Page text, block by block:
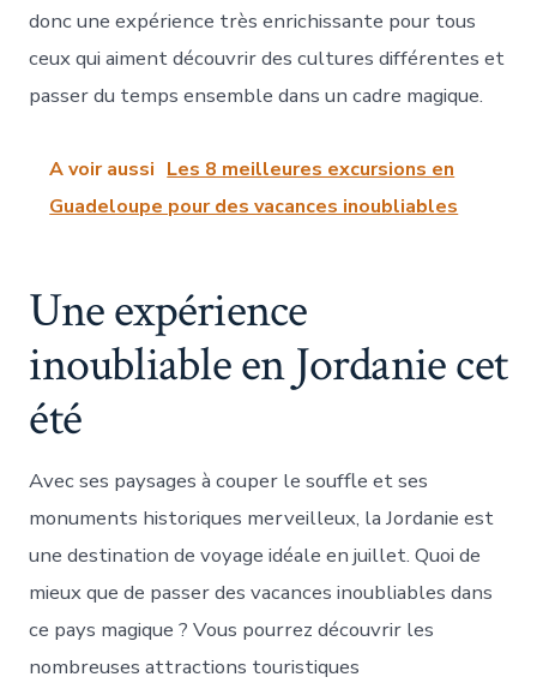
donc une expérience très enrichissante pour tous
ceux qui aiment découvrir des cultures différentes et
passer du temps ensemble dans un cadre magique.
A voir aussi Les 8 meilleures excursions en
Guadeloupe pour des vacances inoubliables
Une expérience
inoubliable en Jordanie cet
été
Avec ses paysages à couper le souffle et ses
monuments historiques merveilleux, la Jordanie est
une destination de voyage idéale en juillet. Quoi de
mieux que de passer des vacances inoubliables dans
ce pays magique ? Vous pourrez découvrir les
nombreuses attractions touristiques